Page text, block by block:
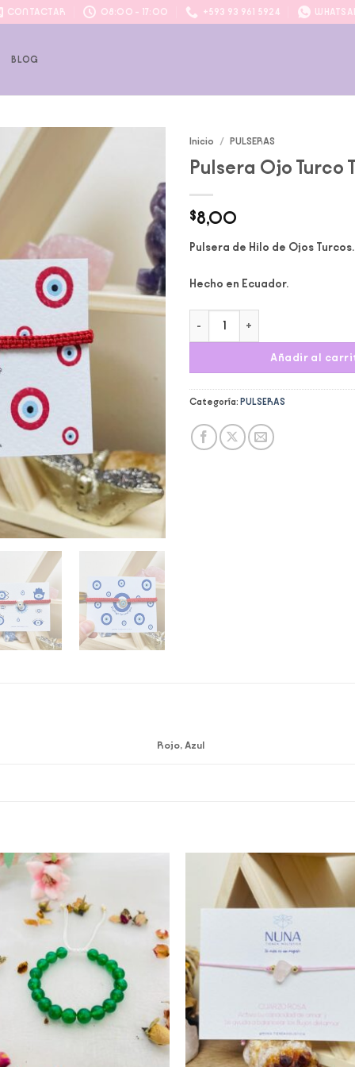
CONTACTAR 08:00 - 17:00 +593 93 961 5924
BLOG
wishlist
Inicio / PULSERAS
Pulsera Ojo Turco
$8,00
Pulsera de Hilo de Ojos Turcos.
Hecho en Ecuador.
Pulsera Ojo Turco Tejida
Añadir al
Categoría: PULSERAS
Rojo, Azul
wishlist